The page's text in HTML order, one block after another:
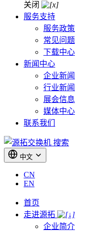
关闭
服务支持
服务政策
常见问题
下载中心
新闻中心
企业新闻
行业新闻
展会信息
媒体中心
联系我们
搜索
中文
CN
EN
首页
走进源拓
企业简介